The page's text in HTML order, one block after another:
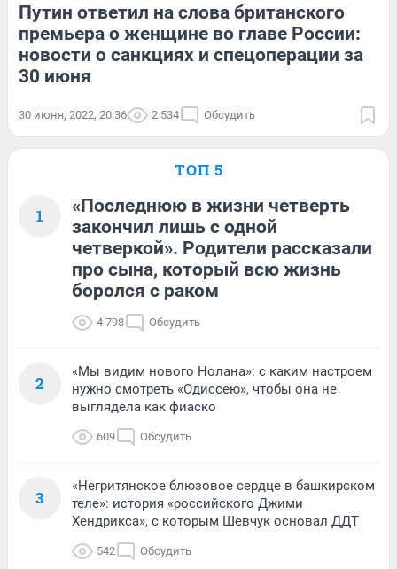
Путин ответил на слова британского
премьера о женщине во главе России:
новости о санкциях и спецоперации за
30 июня
30 июня, 2022, 20:36 2 534 Обсудить
ТОП 5
1
«Последнюю в жизни четверть
закончил лишь с одной
четверкой». Родители рассказали
про сына, который всю жизнь
боролся с раком
4 798 Обсудить
2
«Мы видим нового Нолана»: с каким настроем
нужно смотреть «Одиссею», чтобы она не
выглядела как фиаско
609 Обсудить
3
«Негритянское блюзовое сердце в башкирском
теле»: история «российского Джими
Хендрикса», с которым Шевчук основал ДДТ
542 Обсудить